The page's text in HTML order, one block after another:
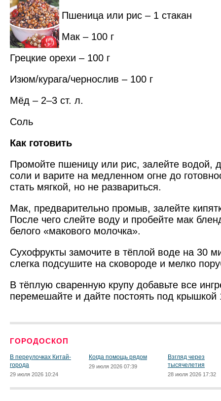
Пшеница или рис – 1 стакан
Мак – 100 г
Грецкие орехи – 100 г
Изюм/курага/чернослив – 100 г
Мёд – 2–3 ст. л.
Соль
Как готовить
Промойте пшеницу или рис, залейте водой,
соли и варите на медленном огне до
стать мягкой, но не развариться.
Мак, предварительно промыв, залейте
После чего слейте воду и пробейте мак
белого «макового молочка».
Сухофрукты замочите в тёплой воде на 30
слегка подсушите на сковороде и мелко
В тёплую сваренную крупу добавьте все
перемешайте и дайте постоять под
ГОРОДОСКОП
В переулочках Китай-
города
29 июля 2026 10:24
Когда помощь рядом
29 июля 2026 07:39
Взгляд через
тысячелетия
28 июля 2026 17:32